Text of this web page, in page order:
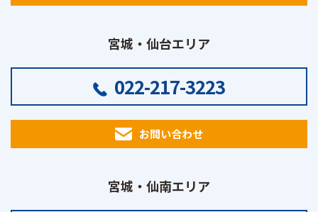
宮城・仙台エリア
022-217-3223
お問い合わせ
宮城・仙南エリア